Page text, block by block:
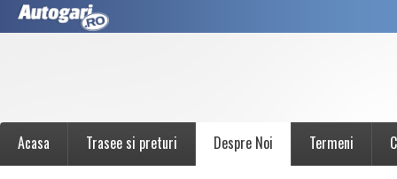
Acasa Trasee si preturi Despre Noi Termeni